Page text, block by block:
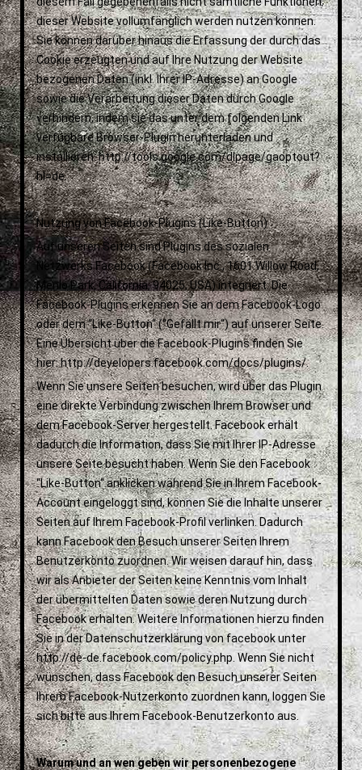
dieser Website vollumfänglich werden nutzen können.
Sie können darüber hinaus die Erfassung der durch das
Cookie erzeugten und auf Ihre Nutzung der Website
bezogenen Daten (inkl. Ihrer IP-Adresse) an Google
sowie die Verarbeitung dieser Daten durch Google
verhindern, indem sie das unter dem folgenden Link
verfügbare Browser-Plugin herunterladen und
installieren: http://tools.google.com/dlpage/gaoptout?
hl=de.
Nutzung von Facebook-Plugins (Like-Button)
Auf unseren Seiten sind Plugins des sozialen
Netzwerks Facebook (Facebook Inc., 1601 Willow Road,
Menlo Park, California, 94025, USA) integriert. Die
Facebook-Plugins erkennen Sie an dem Facebook-Logo
oder dem “Like-Button“ (“Gefällt mir“) auf unserer Seite.
Eine Übersicht über die Facebook-Plugins finden Sie
hier: http://developers.facebook.com/docs/plugins/.
Wenn Sie unsere Seiten besuchen, wird über das Plugin
eine direkte Verbindung zwischen Ihrem Browser und
dem Facebook-Server hergestellt. Facebook erhält
dadurch die Information, dass Sie mit Ihrer IP-Adresse
unsere Seite besucht haben. Wenn Sie den Facebook
“Like-Button“ anklicken während Sie in Ihrem Facebook-
Account eingeloggt sind, können Sie die Inhalte unserer
Seiten auf Ihrem Facebook-Profil verlinken. Dadurch
kann Facebook den Besuch unserer Seiten Ihrem
Benutzerkonto zuordnen. Wir weisen darauf hin, dass
wir als Anbieter der Seiten keine Kenntnis vom Inhalt
der übermittelten Daten sowie deren Nutzung durch
Facebook erhalten. Weitere Informationen hierzu finden
Sie in der Datenschutzerklärung von facebook unter
http://de-de.facebook.com/policy.php. Wenn Sie nicht
wünschen, dass Facebook den Besuch unserer Seiten
Ihrem Facebook-Nutzerkonto zuordnen kann, loggen Sie
sich bitte aus Ihrem Facebook-Benutzerkonto aus.
Warum und an wen geben wir personenbezogene